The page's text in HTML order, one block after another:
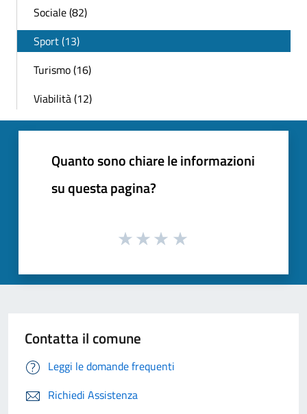
Sociale (82)
Sport (13)
Turismo (16)
Viabilità (12)
Quanto sono chiare le informazioni
su questa pagina?
Contatta il comune
Leggi le domande frequenti
Richiedi Assistenza